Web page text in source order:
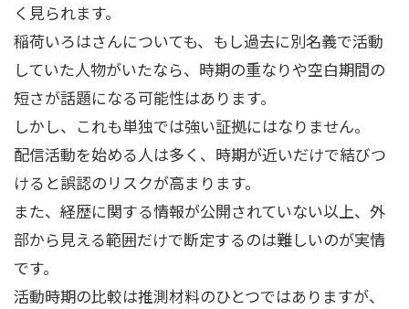
く見られます。
稲荷いろはさんについても、もし過去に別名義で活動
していた人物がいたなら、時期の重なりや空白期間の
短さが話題になる可能性はあります。
しかし、これも単独では強い証拠にはなりません。
配信活動を始める人は多く、時期が近いだけで結びつ
けると誤認のリスクが高まります。
また、経歴に関する情報が公開されていない以上、外
部から見える範囲だけで断定するのは難しいのが実情
です。
活動時期の比較は推測材料のひとつではありますが、